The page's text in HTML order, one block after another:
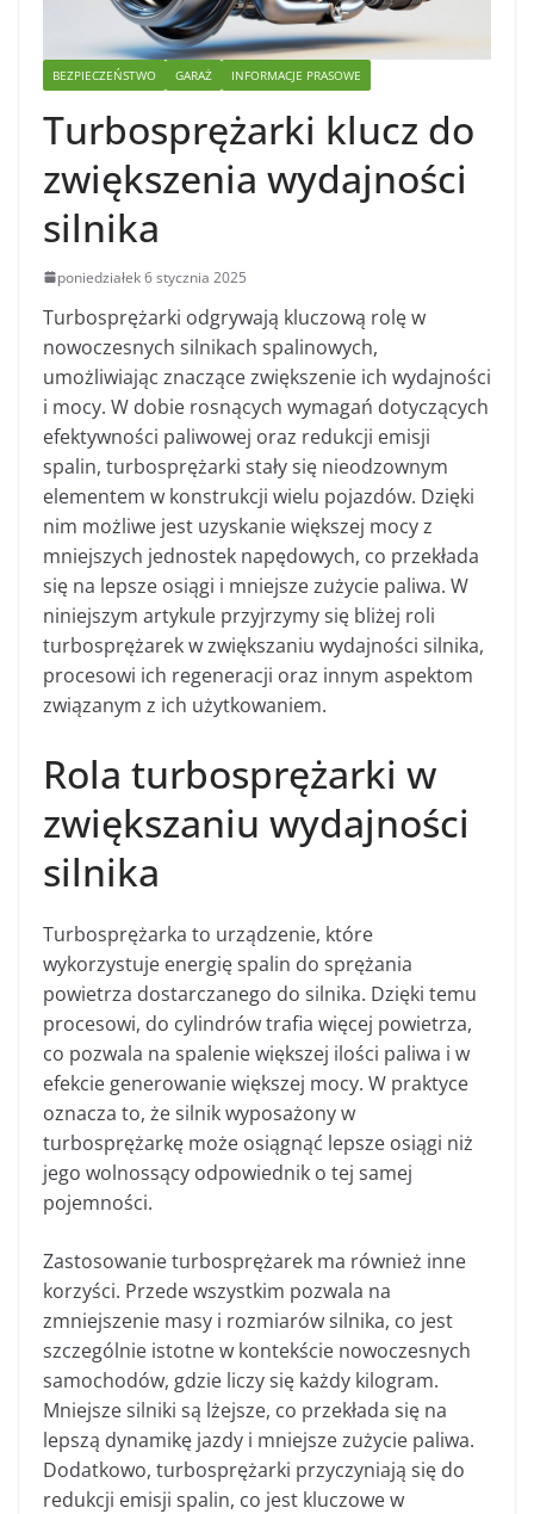
BEZPIECZEŃSTWO GARAŻ INFORMACJE PRASOWE
Turbosprężarki klucz do
zwiększenia wydajności
silnika
poniedziałek 6 stycznia 2025
Turbosprężarki odgrywają kluczową rolę w
nowoczesnych silnikach spalinowych,
umożliwiając znaczące zwiększenie ich wydajności
i mocy. W dobie rosnących wymagań dotyczących
efektywności paliwowej oraz redukcji emisji
spalin, turbosprężarki stały się nieodzownym
elementem w konstrukcji wielu pojazdów. Dzięki
nim możliwe jest uzyskanie większej mocy z
mniejszych jednostek napędowych, co przekłada
się na lepsze osiągi i mniejsze zużycie paliwa. W
niniejszym artykule przyjrzymy się bliżej roli
turbosprężarek w zwiększaniu wydajności silnika,
procesowi ich regeneracji oraz innym aspektom
związanym z ich użytkowaniem.
Rola turbosprężarki w
zwiększaniu wydajności
silnika
Turbosprężarka to urządzenie, które
wykorzystuje energię spalin do sprężania
powietrza dostarczanego do silnika. Dzięki temu
procesowi, do cylindrów trafia więcej powietrza,
co pozwala na spalenie większej ilości paliwa i w
efekcie generowanie większej mocy. W praktyce
oznacza to, że silnik wyposażony w
turbosprężarkę może osiągnąć lepsze osiągi niż
jego wolnossący odpowiednik o tej samej
pojemności.
Zastosowanie turbosprężarek ma również inne
korzyści. Przede wszystkim pozwala na
zmniejszenie masy i rozmiarów silnika, co jest
szczególnie istotne w kontekście nowoczesnych
samochodów, gdzie liczy się każdy kilogram.
Mniejsze silniki są lżejsze, co przekłada się na
lepszą dynamikę jazdy i mniejsze zużycie paliwa.
Dodatkowo, turbosprężarki przyczyniają się do
redukcji emisji spalin, co jest kluczowe w